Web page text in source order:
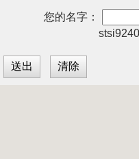
您的名字：
stsi9240